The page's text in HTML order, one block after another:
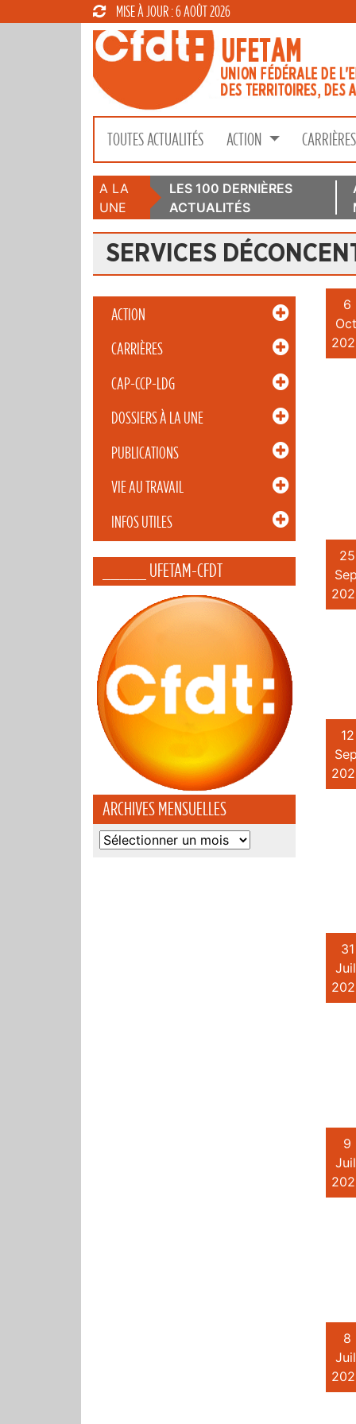
MISE À JOUR : 6 AOÛT 2026
TOUTES ACTUALITÉS ACTION CARRIÈRES
A LA
UNE
LES 100 DERNIÈRES
ACTUALITÉS
SERVICES
ACTION
CARRIÈRES
CAP-CCP-LDG
DOSSIERS À LA UNE
PUBLICATIONS
VIE AU TRAVAIL
INFOS UTILES
_____ UFETAM-CFDT
ARCHIVES MENSUELLES
Archives
6
25
12
31
9
8